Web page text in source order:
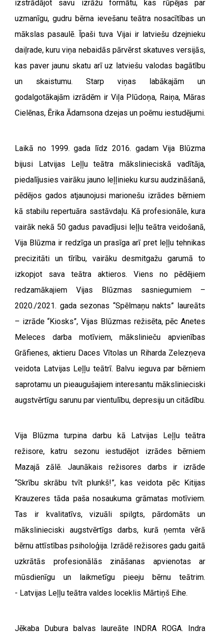
izstrādājot savu izrāžu formātu, kas rūpējas par
uzmanīgu, gudru bērna ievešanu teātra nosacītības un
mākslas pasaulē. Īpaši tuva Vijai ir latviešu dzejnieku
daiļrade, kuru viņa nebaidās pārvērst skatuves versijās,
kas paver jaunu skatu arī uz latviešu valodas bagātību
un skaistumu. Starp viņas labākajām un
godalgotākajām izrādēm ir Viļa Plūdoņa, Raiņa, Māras
Cielēnas, Ērika Ādamsona dzejas un poēmu iestudējumi.
Laikā no 1999. gada līdz 2016. gadam Vija Blūzma
bijusi Latvijas Leļļu teātra mākslinieciskā vadītāja,
piedalījusies vairāku jauno leļļinieku kursu audzināšanā,
pēdējos gados atjaunojusi marionešu izrādes bērniem
kā stabilu repertuāra sastāvdaļu. Kā profesionāle, kura
vairāk nekā 50 gadus pavadījusi leļļu teātra veidošanā,
Vija Blūzma ir redzīga un prasīga arī pret leļļu tehnikas
precizitāti un tīrību, vairāku desmitgažu garumā to
izkopjot sava teātra aktieros. Viens no pēdējiem
redzamākajiem Vijas Blūzmas sasniegumiem –
2020./2021. gada sezonas “Spēlmaņu nakts” laureāts
– izrāde “Kiosks”, Vijas Blūzmas režisēta, pēc Anetes
Meleces darba motīviem, mākslinieču apvienības
Grāfienes, aktieru Daces Vītolas un Riharda Zelezņeva
veidota Latvijas Leļļu teātrī. Balvu ieguva par bērniem
saprotamu un pieaugušajiem interesantu mākslinieciski
augstvērtīgu sarunu par vientulību, depresiju un citādību.
Vija Blūzma turpina darbu kā Latvijas Leļļu teātra
režisore, katru sezonu iestudējot izrādes bērniem
Mazajā zālē. Jaunākais režisores darbs ir izrāde
“Skrību skrābu tvīt plunkš!”, kas veidota pēc Kitijas
Krauzeres tāda paša nosaukuma grāmatas motīviem.
Tas ir kvalitatīvs, vizuāli spilgts, pārdomāts un
mākslinieciski augstvērtīgs darbs, kurā ņemta vērā
bērnu attīstības psiholoģija. Izrādē režisores gadu gaitā
uzkrātās profesionālās zināšanas apvienotas ar
mūsdienīgu un laikmetīgu pieeju bērnu teātrim.
- Latvijas Leļļu teātra valdes loceklis Mārtiņš Eihe.
Jēkaba Dubura balvas laureāte INDRA ROGA. Indra